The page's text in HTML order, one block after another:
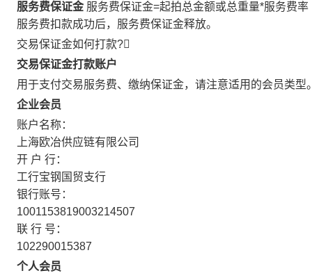
服务费保证金 服务费保证金=起拍总金额或总重量*服务费率
服务费扣款成功后，服务费保证金释放。
交易保证金如何打款?
交易保证金打款账户
用于支付交易服务费、缴纳保证金，请注意适用的会员类型
企业会员
账户名称：
上海欧冶供应链有限公司
开 户 行：
工行宝钢国贸支行
银行账号：
1001153819003214507
联 行 号：
102290015387
个人会员